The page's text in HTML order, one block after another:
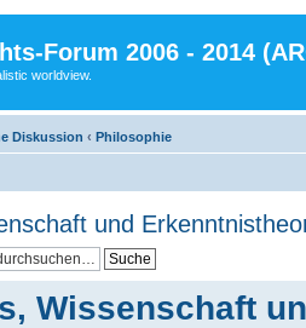
Forum 2006 - 2014
worldview.
Diskussion ‹ Philosophie
und
Wissenschaft